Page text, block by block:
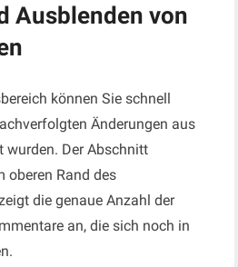
Ausblenden von
können Sie schnell
Änderungen aus
wurden. Der Abschnitt
oberen Rand des
die genaue Anzahl der
an, die sich noch in